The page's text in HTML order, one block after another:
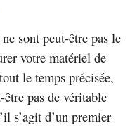
sont peut-être pas le
votre matériel de
le temps précisée,
pas de véritable
s’agit d’un premier